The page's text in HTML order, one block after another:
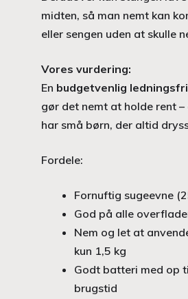
midten, så man nemt kan
eller sengen uden at skulle
Vores vurdering:
En budgetvenlig
gør det nemt at holde rent –
har små børn, der altid
Fordele:
Fornuftig sugeevne
God på alle
Nem og let at
kun 1,5 kg
Godt batteri med op
brugstid